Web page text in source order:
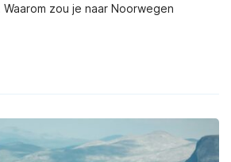
zou je naar Noorwegen